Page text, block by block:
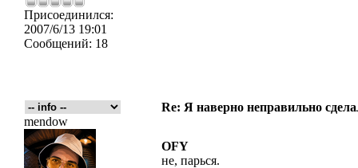
Присоединился:
2007/6/13 19:01
Сообщений: 18
Re: Я наверно неправильно
mendow
OFY
не, парься.